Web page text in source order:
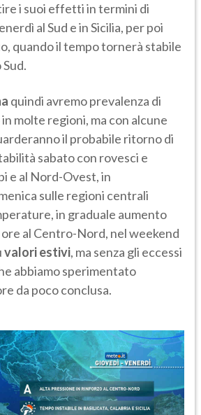
i suoi effetti in termini di
al Sud e in Sicilia, per poi
quando il tempo tornerà stabile
quindi avremo prevalenza di
molte regioni, ma con alcune
il probabile ritorno di
sabato con rovesci e
e al Nord-Ovest, in
sulle regioni centrali
in graduale aumento
al Centro-Nord, nel weekend
valori estivi, ma senza gli eccessi
abbiamo sperimentato
da poco conclusa.